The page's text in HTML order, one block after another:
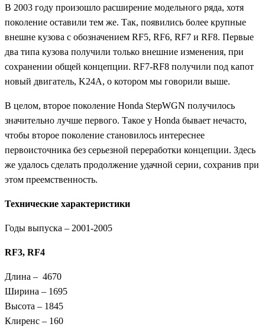
В 2003 году произошло расширение модельного ряда, хотя
поколение оставили тем же. Так, появились более крупные
внешне кузова с обозначением RF5, RF6, RF7 и RF8. Первые
два типа кузова получили только внешние изменения, при
сохранении общей концепции. RF7-RF8 получили под капот
новый двигатель, K24A, о котором мы говорили выше.
В целом, второе поколение Honda StepWGN получилось
значительно лучше первого. Такое у Honda бывает нечасто,
чтобы второе поколение становилось интереснее
первоисточника без серьезной переработки концепции. Здесь
же удалось сделать продолжение удачной серии, сохранив при
этом преемственность.
Технические характеристики
Годы выпуска – 2001-2005
RF3, RF4
Длина – 4670
Ширина – 1695
Высота – 1845
Клиренс – 160